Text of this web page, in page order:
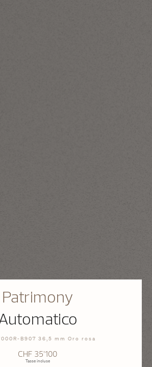
Patrimony
000R-B907 36,5 mm Oro rosa
CHF 35’100
Tasse incluse